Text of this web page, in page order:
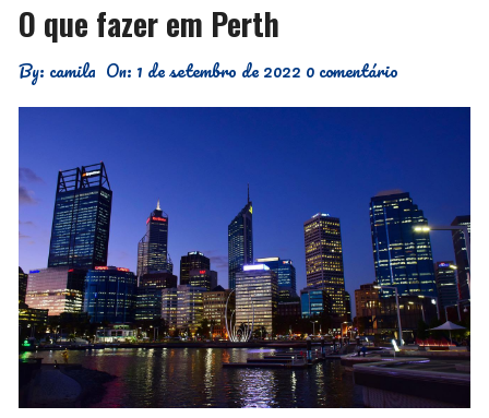
O que fazer em Perth
By: camila On: 1 de setembro de 2022 0 comentário